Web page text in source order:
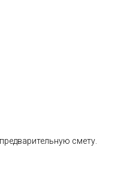
смету.